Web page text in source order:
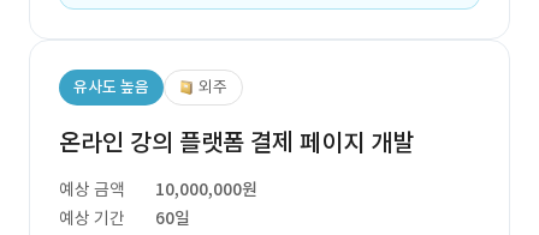
유사도 높음 외주
온라인 강의 플랫폼 결제 페이지 개발
예상 금액
10,000,000원
예상 기간
60일